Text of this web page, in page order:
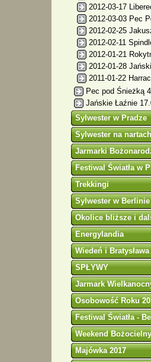
2012-03-17
2012-03-03 Pec
2012-02-25
2012-02-11
2012-01-21
2012-01-28
2011-01-22
Pec pod Śnieżką
Jańskie Łaźnie
Sylwester w Pradze
Sylwester na nartach
Jarmarki
Festiwal Światła w
Trekkingi
Sylwester w Berlinie
Okolice bliższe i
Energylandia
Wiedeń i Bratysława
SPŁYWY
Jarmark
Osobowość Roku
Festiwal Światła -
Weekend
Majówka 2017